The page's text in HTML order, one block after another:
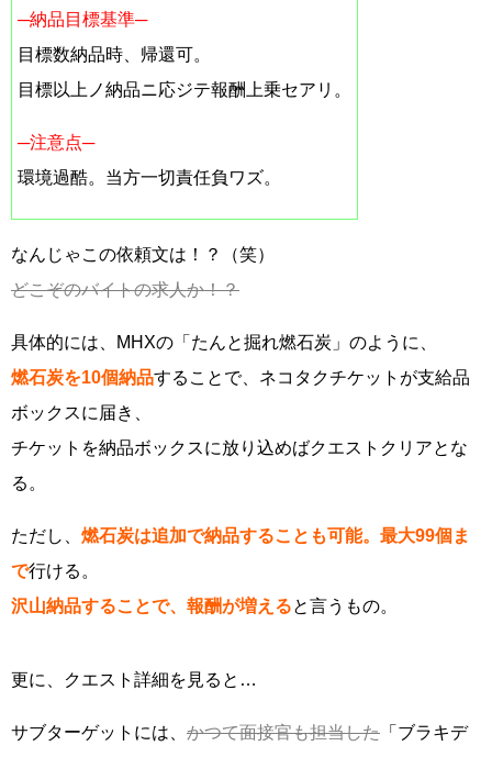
─納品目標基準─
目標数納品時、帰還可。
目標以上ノ納品ニ応ジテ報酬上乗セアリ。
─注意点─
環境過酷。当方一切責任負ワズ。
なんじゃこの依頼文は！？（笑）
どこぞのバイトの求人か！？
具体的には、MHXの「たんと掘れ燃石炭」のように、
燃石炭を10個納品することで、ネコタクチケットが支給品
ボックスに届き、
チケットを納品ボックスに放り込めばクエストクリアとな
る。
ただし、 燃石炭は追加で納品することも可能。最大99個ま
で行ける。
沢山納品することで、報酬が増えると言うもの。
更に、クエスト詳細を見ると…
サブターゲットには、 かつて面接官も担当した 「ブラキデ